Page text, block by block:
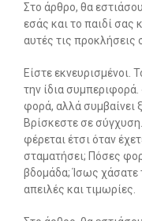
-- Πρώιμη
-- Παρέμβαση σε
Άρθρα
-- Εργοθεραπεία
-- Λογοθεραπεία
Στο άρθρο, θα
εσάς και το παιδί σας
αυτές τις προκλήσεις
Είστε εκνευρισμένοι.
την ίδια
φορά, αλλά συμβαίνει
Βρίσκεστε σε
φέρεται έτσι όταν
σταματήσει; Πόσες
βδομάδα; Ίσως χάσατε
απειλές και τιμωρίες.